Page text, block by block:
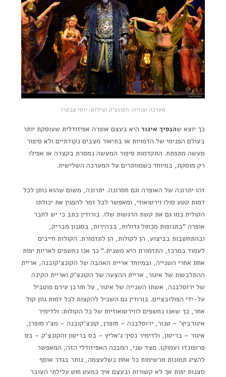
מערכה שנייה: הקונצ'ק (צילום: יוסי צבקר)
כך יוצא שהנסיך איגור היא בעצם אופרה אפיזודלית שעוסקת יותר
בעולם הפנימי של הדמויות או בתיאור מצבים נקודתיים ולא סיפור
מעשה מתפתח. התקדמות סיפור המעשה נמסרת בקצרה או אפילו
רק מוסקת, במיוחד כשמוותרים על המערכה השלישית.
זהו יתרונה של האופרה וגם חסרונה. יתרונה, משום שהוא נותן לכל
דמות קטע סולו וירטואוזי, ומאפשר לכל זמר להפגין את יכולתו
הקולית כמו גם את קשת הרגשות שלו. בורודין כתב כי יש לחבר
אופרה "בתנופות מכחול גדולות, בבהירות, בסגנון מבריק,
ובהתחשבות בביצוע, הן לקולות, הן לתזמורת. הקולות חייבים
לעמוד במרכז, התזמורת היא משנית." כך אנו נחשפים לאריות יפות
אחת אחרי השנייה, ובמיוחד אריית האהבה של הקונצ'קובנה, אריית
ההתלבטות של איגור, אריית ההצעה של הקונצ'ק ואריית הקינה
של ירוסלבנה, אשתו השנייה של איגור, על חורבן עירם פוטביל
על-ידי הפולובציים. בורודין גם השכיל להקצות לכל דמות גוון קול
אחר, כך שאנו נחשפים לווירטואוזיות של כל הקולות: ולדימיר
איגורביץ' – טנור, ירוסלבנה – סופרן, קונצ'קובנה – מצ'ו סופרן,
איגור – בריטון, ולדימיר נסיך ג'אליץ – בס בריטון והקונצ'ק – בס
פרופונדו (עמוק). מצד שני, המבנה האפיזודלי הזה, המאפשר
להציג תמונות מרשימות כל אחת כשלעצמה, נותר בגדר אוסף
סצנות יפות אך לא קשורות ובעצם איך כמעט חוט עלילתי העובר